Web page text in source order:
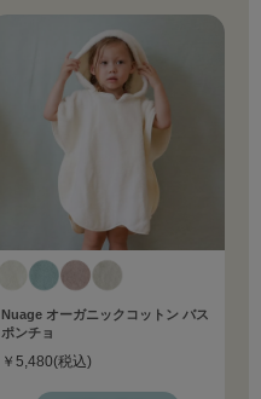
Nuage オーガニックコットン バス
ポンチョ
￥5,480(税込)